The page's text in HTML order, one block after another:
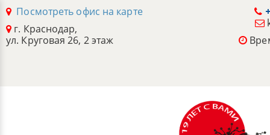
Посмотреть офис на карте
г. Краснодар,
ул. Круговая 26, 2 этаж